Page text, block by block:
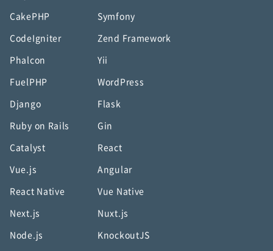
CakePHP Symfony
CodeIgniter Zend Framework
Phalcon Yii
FuelPHP WordPress
Django Flask
Ruby on Rails Gin
Catalyst React
Vue.js Angular
React Native Vue Native
Next.js Nuxt.js
Node.js KnockoutJS